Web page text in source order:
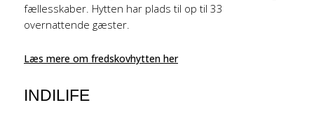
fællesskaber. Hytten har plads til op til 33
overnattende gæster.
Læs mere om fredskovhytten her
INDILIFE